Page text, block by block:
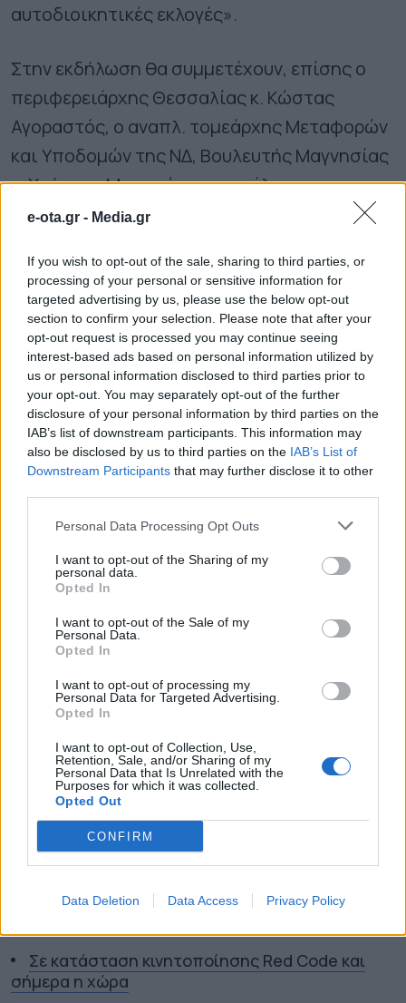
e-ota.gr - Media.gr
If you wish to opt-out of the sale, sharing to third parties, or
processing of your personal or sensitive information for
targeted advertising by us, please use the below opt-out
section to confirm your selection. Please note that after your
opt-out request is processed you may continue seeing
interest-based ads based on personal information utilized by
us or personal information disclosed to third parties prior to
your opt-out. You may separately opt-out of the further
disclosure of your personal information by third parties on the
IAB’s list of downstream participants. This information may
also be disclosed by us to third parties on the IAB’s List of
Downstream Participants that may further disclose it to other
Personal Data Processing Opt Outs
I want to opt-out of the Sharing of my
personal data.
Opted In
I want to opt-out of the Sale of my
Personal Data.
Opted In
I want to opt-out of processing my
Personal Data for Targeted Advertising.
Opted In
I want to opt-out of Collection, Use,
Retention, Sale, and/or Sharing of my
Personal Data that Is Unrelated with the
Purposes for which it was collected.
Opted Out
CONFIRM
Data Deletion Data Access Privacy Policy
αυτοδιοικητικές εκλογές».
Στην εκδήλωση θα συμμετέχουν, επίσης ο
περιφερειάρχης Θεσσαλίας κ. Κώστας
Αγοραστός, ο αναπλ. τομεάρχης Μεταφορών
και Υποδομών της ΝΔ, Βουλευτής Μαγνησίας
κ. Χρήστος Μπουκώρος, τα μέλη της
Επιτροπής για την Προετοιμασία των
Κώστας Τζανακούλης τ. δήμαρχος
Λαρισαίων, και κ. Μιχ. Ι. Σταυριανουδάκης
Δήμαρχος Δήμου Δάφνης – Υμηττού, μέλος
της Πολιτικής Επιτροπής ΝΔ.
Την εκδήλωση θα την συντονίσει ο πρόεδρος της ΝΟ.Δ.Ε. Μαγνησίας κ. Δημοσθένης Β.
Σε κατάσταση κινητοποίησης Red Code και
σήμερα η χώρα